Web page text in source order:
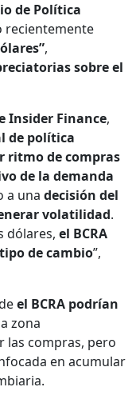
de Política
recientemente
,
sobre el
Insider Finance,
de política
ritmo de compras
de la demanda
a una decisión del
volatilidad.
dólares, el BCRA
de cambio”,
el BCRA podrían
zona
las compras, pero
en acumular